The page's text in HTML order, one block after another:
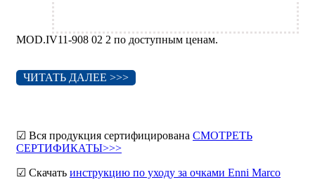
MOD.IV11-908 02 2 по доступным ценам.
ЧИТАТЬ ДАЛЕЕ >>>
☑ Вся продукция сертифицирована СМОТРЕТЬ
СЕРТИФИКАТЫ>>>
☑ Скачать инструкцию по уходу за очками Enni Marco